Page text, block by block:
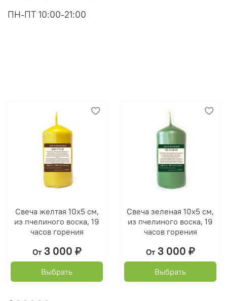
ПН-ПТ 10:00-21:00
Свеча желтая 10х5 см,
из пчелиного воска, 19
часов горения
От 3 000 ₽
Выбрать
Свеча зеленая 10х5 см,
из пчелиного воска, 19
часов горения
От 3 000 ₽
Выбрать